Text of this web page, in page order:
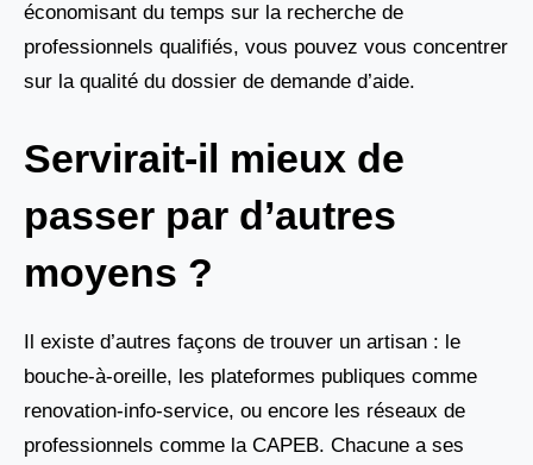
économisant du temps sur la recherche de
professionnels qualifiés, vous pouvez vous concentrer
sur la qualité du dossier de demande d’aide.
Servirait-il mieux de
passer par d’autres
moyens ?
Il existe d’autres façons de trouver un artisan : le
bouche-à-oreille, les plateformes publiques comme
renovation-info-service, ou encore les réseaux de
professionnels comme la CAPEB. Chacune a ses